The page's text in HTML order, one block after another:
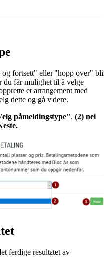
og fortsett" eller "hopp over"
du får mulighet til å velge
et arrangement med
dette og gå videre.
påmeldingstype". (2) nei
ferdige resultatet av